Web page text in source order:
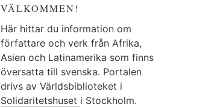
VÄLKOMMEN!
Här hittar du information om
författare och verk från Afrika,
Asien och Latinamerika som finns
översatta till svenska. Portalen
drivs av Världsbiblioteket i
Solidaritetshuset i Stockholm.